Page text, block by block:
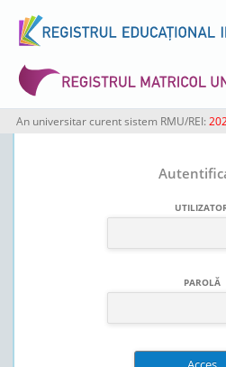
An universitar curent sistem RMU/REI:
PAROLĂ